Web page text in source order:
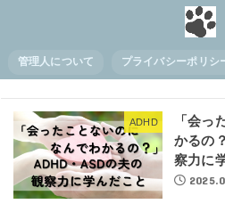
管理人について プライバシーポリシ
ADHD
「会っ
かるの
察力に